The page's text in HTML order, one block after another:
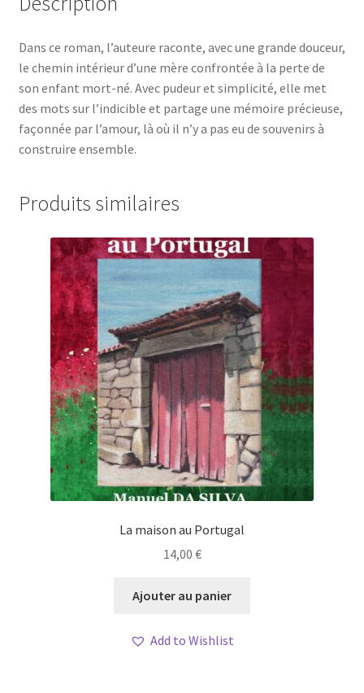
Dans ce roman, l’auteure raconte, avec une grande douceur,
le chemin intérieur d’une mère confrontée à la perte de
son enfant mort-né. Avec pudeur et simplicité, elle met
des mots sur l’indicible et partage une mémoire précieuse,
façonnée par l’amour, là où il n’y a pas eu de souvenirs à
construire ensemble.
Produits similaires
La maison au Portugal
14,00 €
Ajouter au panier
Add to Wishlist